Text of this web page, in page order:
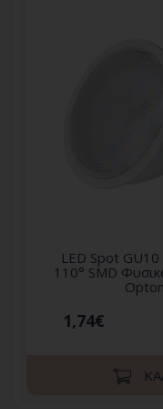
LED Spot
110° SMD
1,74€